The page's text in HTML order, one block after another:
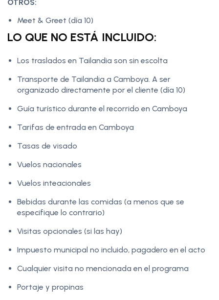
OTROS:
Meet & Greet (día 10)
LO QUE NO ESTÁ INCLUIDO:
Los traslados en Tailandia son sin escolta
Transporte de Tailandia a Camboya. A ser
organizado directamente por el cliente (día 10)
Guía turístico durante el recorrido en Camboya
Tarifas de entrada en Camboya
Tasas de visado
Vuelos nacionales
Vuelos inteacionales
Bebidas durante las comidas (a menos que se
especifique lo contrario)
Visitas opcionales (si las hay)
Impuesto municipal no incluido, pagadero en el acto
Cualquier visita no mencionada en el programa
Portaje y propinas